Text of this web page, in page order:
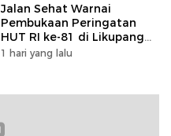
Jalan Sehat Warnai
Pembukaan Peringatan
HUT RI ke-81 di Likupang
Barat
1 hari yang lalu